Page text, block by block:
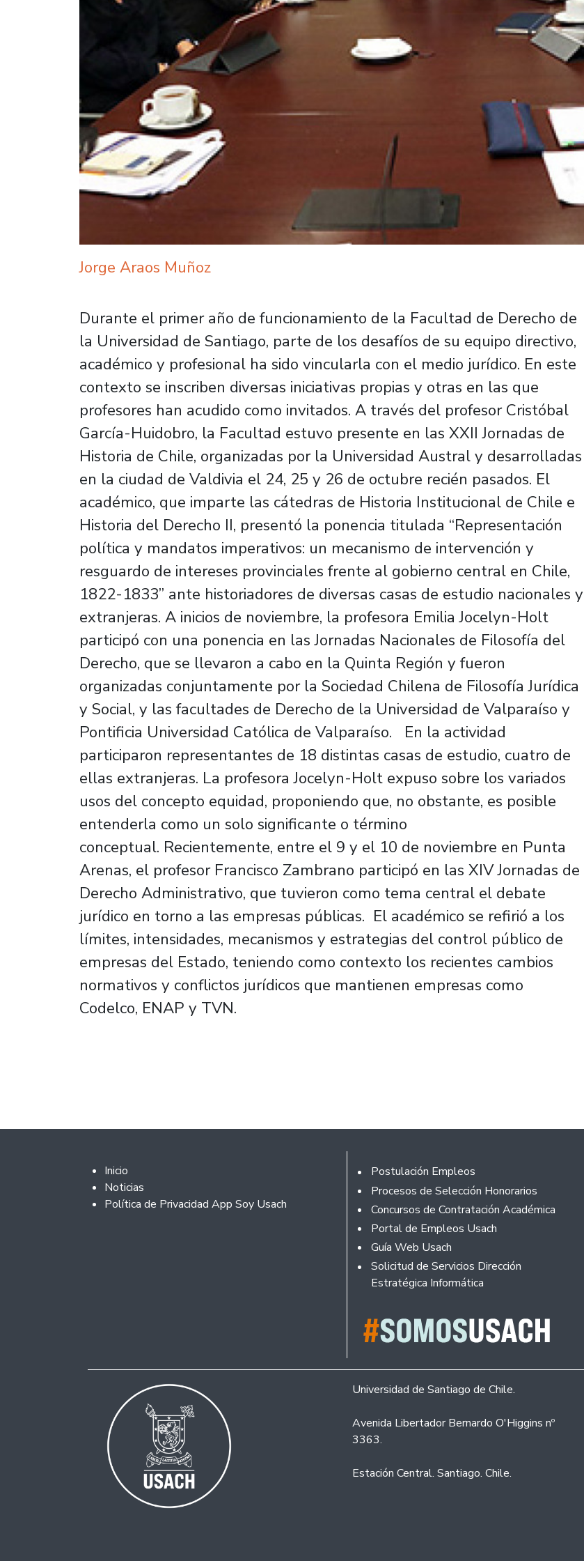
Jorge Araos Muñoz
Durante el primer año de funcionamiento de la Facultad de Derecho de
la Universidad de Santiago, parte de los desafíos de su equipo directivo,
académico y profesional ha sido vincularla con el medio jurídico. En este
contexto se inscriben diversas iniciativas propias y otras en las que
profesores han acudido como invitados. A través del profesor Cristóbal
García-Huidobro, la Facultad estuvo presente en las XXII Jornadas de
Historia de Chile, organizadas por la Universidad Austral y desarrolladas
en la ciudad de Valdivia el 24, 25 y 26 de octubre recién pasados. El
académico, que imparte las cátedras de Historia Institucional de Chile e
Historia del Derecho II, presentó la ponencia titulada “Representación
política y mandatos imperativos: un mecanismo de intervención y
resguardo de intereses provinciales frente al gobierno central en Chile,
1822-1833” ante historiadores de diversas casas de estudio nacionales y
extranjeras. A inicios de noviembre, la profesora Emilia Jocelyn-Holt
participó con una ponencia en las Jornadas Nacionales de Filosofía del
Derecho, que se llevaron a cabo en la Quinta Región y fueron
organizadas conjuntamente por la Sociedad Chilena de Filosofía Jurídica
y Social, y las facultades de Derecho de la Universidad de Valparaíso y
Pontificia Universidad Católica de Valparaíso. En la actividad
participaron representantes de 18 distintas casas de estudio, cuatro de
ellas extranjeras. La profesora Jocelyn-Holt expuso sobre los variados
usos del concepto equidad, proponiendo que, no obstante, es posible
entenderla como un solo significante o término
conceptual. Recientemente, entre el 9 y el 10 de noviembre en Punta
Arenas, el profesor Francisco Zambrano participó en las XIV Jornadas de
Derecho Administrativo, que tuvieron como tema central el debate
jurídico en torno a las empresas públicas. El académico se refirió a los
límites, intensidades, mecanismos y estrategias del control público de
empresas del Estado, teniendo como contexto los recientes cambios
normativos y conflictos jurídicos que mantienen empresas como
Codelco, ENAP y TVN.
Footer 2
Inicio
Noticias
Política de Privacidad App Soy Usach
Footer
Postulación Empleos
Procesos de Selección Honorarios
Concursos de Contratación Académica
Portal de Empleos Usach
Guía Web Usach
Solicitud de Servicios Dirección
Estratégica Informática
Universidad de Santiago de Chile.
Avenida Libertador Bernardo O'Higgins nº
3363.
Estación Central. Santiago. Chile.